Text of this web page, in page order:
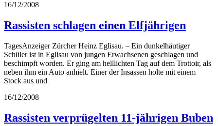
16/12/2008
Rassisten schlagen einen Elfjährigen
TagesAnzeiger Zürcher Heinz Eglisau. – Ein dunkelhäutiger
Schüler ist in Eglisau von jungen Erwachsenen geschlagen und
beschimpft worden. Er ging am helllichten Tag auf dem Trottoir, als
neben ihm ein Auto anhielt. Einer der Insassen holte mit einem
Stock aus und
16/12/2008
Rassisten verprügelten 11-jährigen Buben